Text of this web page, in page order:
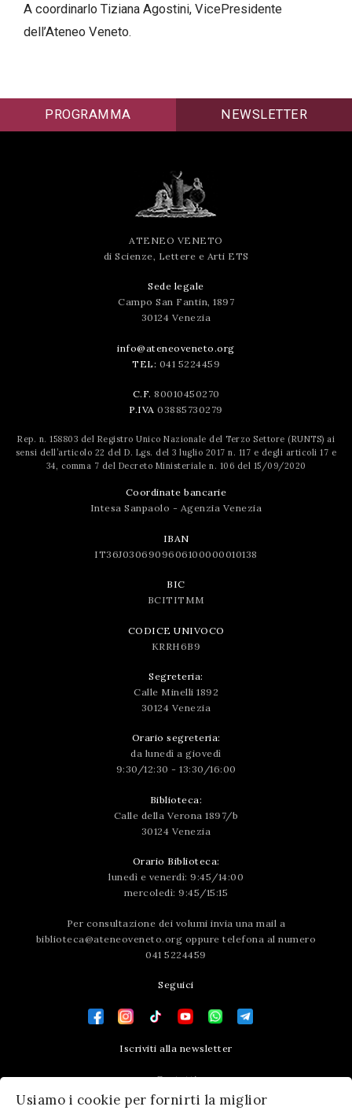
Usiamo i cookie per fornirti la miglior
A coordinarlo Tiziana Agostini, VicePresidente
dell’Ateneo Veneto.
Registrazione
PROGRAMMA NEWSLETTER
ATENEO VENETO
di Scienze, Lettere e Arti ETS
Sede legale
Campo San Fantin, 1897
30124 Venezia
info@ateneoveneto.org
TEL: 041 5224459
C.F. 80010450270
P.IVA 03885730279
Rep. n. 158803 del Registro Unico Nazionale del Terzo Settore (RUNTS) ai
sensi dell’articolo 22 del D. Lgs. del 3 luglio 2017 n. 117 e degli articoli 17 e
34, comma 7 del Decreto Ministeriale n. 106 del 15/09/2020
Coordinate bancarie
Intesa Sanpaolo - Agenzia Venezia
IBAN
IT36J0306909606100000010138
BIC
BCITITMM
CODICE UNIVOCO
KRRH6B9
Segreteria:
Calle Minelli 1892
30124 Venezia
Orario segreteria:
da lunedì a giovedì
9:30/12:30 - 13:30/16:00
Biblioteca:
Calle della Verona 1897/b
30124 Venezia
Orario Biblioteca:
lunedì e venerdì: 9:45/14:00
mercoledì: 9:45/15:15
Per consultazione dei volumi invia una mail a
biblioteca@ateneoveneto.org oppure telefona al numero
041 5224459
Seguici
Iscriviti alla newsletter
Contatti